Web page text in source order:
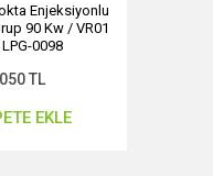
Enjeksiyonlu
90 Kw / VR01
0098
TL
EKLE